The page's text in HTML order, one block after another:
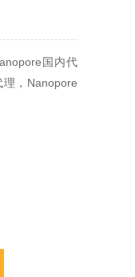
国内代
，Nanopore